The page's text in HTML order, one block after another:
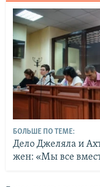
БОЛЬШЕ ПО ТЕМЕ:
Дело Джеляла и
жен: «Мы все